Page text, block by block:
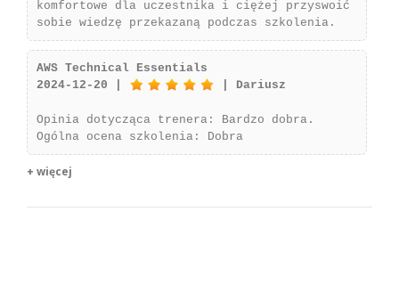
komfortowe dla uczestnika i ciężej przyswoić
sobie wiedzę przekazaną podczas szkolenia.
AWS Technical Essentials
2024-12-20 |
| Dariusz
Opinia dotycząca trenera: Bardzo dobra.
Ogólna ocena szkolenia: Dobra
+ więcej